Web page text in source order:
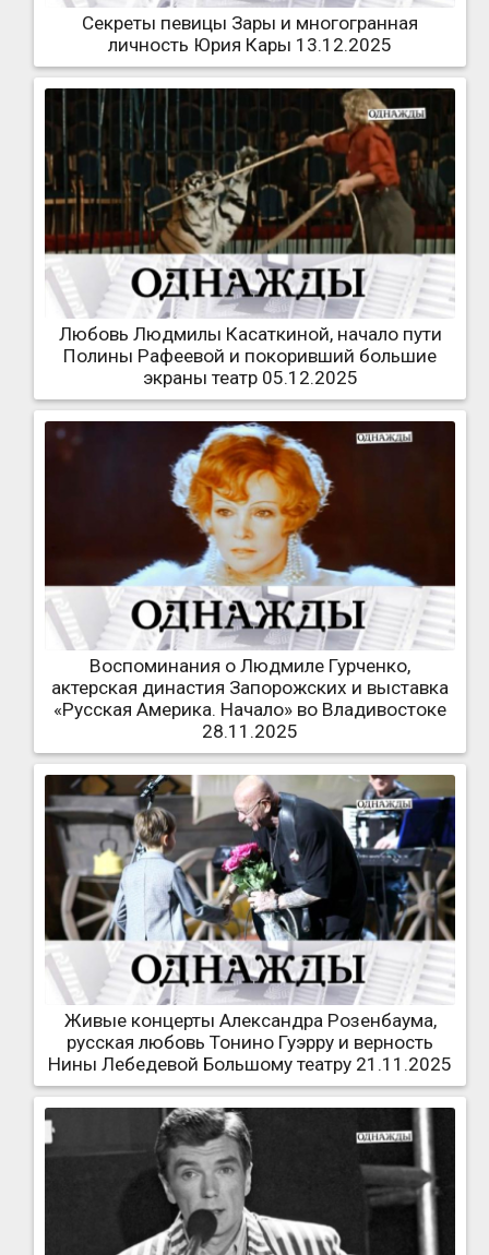
Секреты певицы Зары и многогранная
личность Юрия Кары 13.12.2025
Любовь Людмилы Касаткиной, начало пути
Полины Рафеевой и покоривший большие
экраны театр 05.12.2025
Воспоминания о Людмиле Гурченко,
актерская династия Запорожских и выставка
«Русская Америка. Начало» во Владивостоке
28.11.2025
Живые концерты Александра Розенбаума,
русская любовь Тонино Гуэрру и верность
Нины Лебедевой Большому театру 21.11.2025